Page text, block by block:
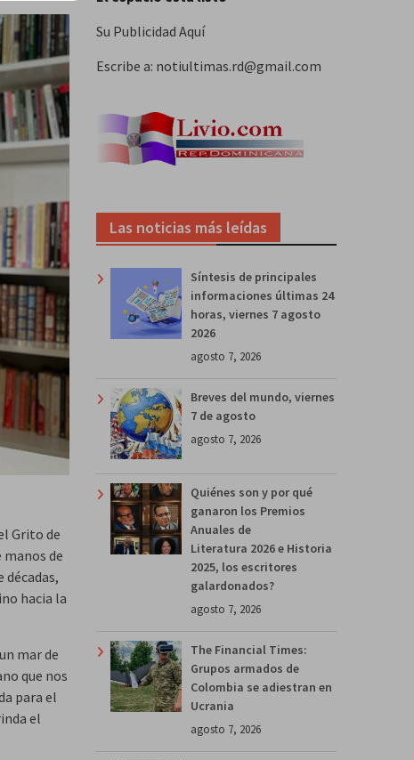
Grito de
de
décadas,
hacia la
mar de
que nos
para el
el
Su Publicidad Aquí
Escribe a: notiultimas.rd@gmail.com
Las noticias más leídas
Síntesis de principales
informaciones últimas 24
horas, viernes 7 agosto
2026
agosto 7, 2026
Breves del mundo, viernes
7 de agosto
agosto 7, 2026
Quiénes son y por qué
ganaron los Premios
Anuales de
Literatura 2026 e Historia
2025, los escritores
galardonados?
agosto 7, 2026
The Financial Times:
Grupos armados de
Colombia se adiestran en
Ucrania
agosto 7, 2026